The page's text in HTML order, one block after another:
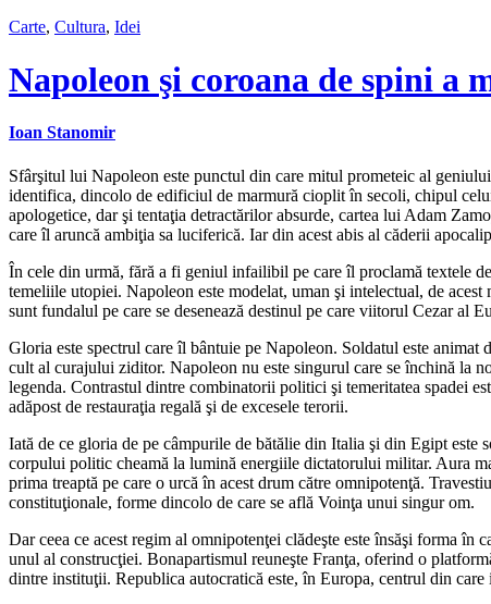
Carte, Cultura, Idei
Napoleon şi coroana de spini a
Ioan Stanomir
Sfârşitul lui Napoleon este punctul din care mitul prometeic al
identifica, dincolo de edificiul de marmură cioplit în secoli, chipul
apologetice, dar şi tentaţia detractărilor absurde, cartea lui Adam
care îl aruncă ambiţia sa luciferică. Iar din acest abis al căderii
În cele din urmă, fără a fi geniul infailibil pe care îl proclamă textele
temeliile utopiei. Napoleon este modelat, uman şi intelectual, de
sunt fundalul pe care se desenează destinul pe care viitorul Cezar al
Gloria este spectrul care îl bântuie pe Napoleon. Soldatul este
cult al curajului ziditor. Napoleon nu este singurul care se închină la
legenda. Contrastul dintre combinatorii politici şi temeritatea spadei
adăpost de restauraţia regală şi de excesele terorii.
Iată de ce gloria de pe câmpurile de bătălie din Italia şi din Egipt
corpului politic cheamă la lumină energiile dictatorului militar. Aura
prima treaptă pe care o urcă în acest drum către omnipotenţă.
constituţionale, forme dincolo de care se află Voinţa unui singur om.
Dar ceea ce acest regim al omnipotenţei clădeşte este însăşi forma
unul al construcţiei. Bonapartismul reuneşte Franţa, oferind o
dintre instituţii. Republica autocratică este, în Europa, centrul din